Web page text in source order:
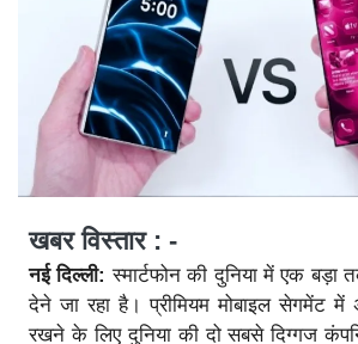
खबर विस्तार : -
नई दिल्ली:स्मार्टफोन की दुनिया में एक बड़ा
देने जा रहा है। प्रीमियम मोबाइल सेगमेंट में
रखने के लिए दुनिया की दो सबसे दिग्गज